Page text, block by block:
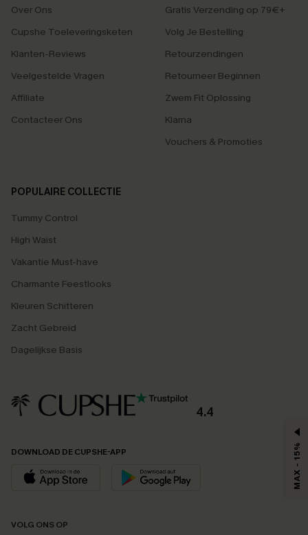
Over Ons
Cupshe Toeleveringsketen
Klanten-Reviews
Veelgestelde Vragen
Affiliate
Contacteer Ons
Gratis Verzending op 79€+
Volg Je Bestelling
Retourzendingen
Retourneer Beginnen
Zwem Fit Oplossing
Klarna
Vouchers & Promoties
POPULAIRE COLLECTIE
Tummy Control
High Waist
Vakantie Must-have
Charmante Feestlooks
Kleuren Schitteren
Zacht Gebreid
Dagelijkse Basis
4.4
DOWNLOAD DE CUPSHE-APP
VOLG ONS OP
MAX - 15%